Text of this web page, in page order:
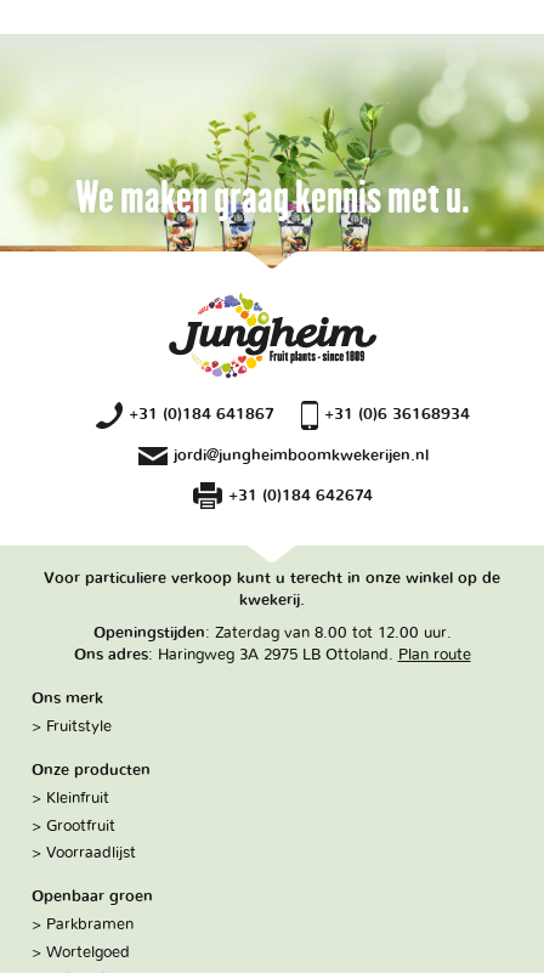
We maken graag kennis met u.
+31 (0)184 641867 +31 (0)6 36168934
jordi@jungheimboomkwekerijen.nl
+31 (0)184 642674
Voor particuliere verkoop kunt u terecht in onze winkel op de
kwekerij.
Openingstijden: Zaterdag van 8.00 tot 12.00 uur.
Ons adres: Haringweg 3A 2975 LB Ottoland. Plan route
Ons merk
Fruitstyle
Onze producten
Kleinfruit
Grootfruit
Voorraadlijst
Openbaar groen
Parkbramen
Wortelgoed